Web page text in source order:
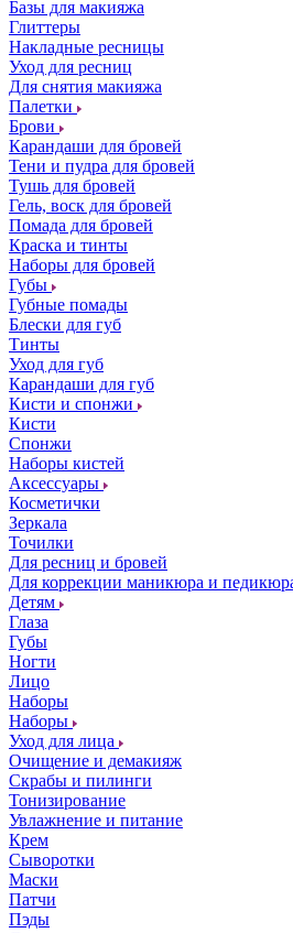
Базы для макияжа
Глиттеры
Накладные ресницы
Уход для ресниц
Для снятия макияжа
Палетки
Брови
Карандаши для бровей
Тени и пудра для бровей
Тушь для бровей
Гель, воск для бровей
Помада для бровей
Краска и тинты
Наборы для бровей
Губы
Губные помады
Блески для губ
Тинты
Уход для губ
Карандаши для губ
Кисти и спонжи
Кисти
Спонжи
Наборы кистей
Аксессуары
Косметички
Зеркала
Точилки
Для ресниц и бровей
Для коррекции маникюра и
Детям
Глаза
Губы
Ногти
Лицо
Наборы
Наборы
Уход для лица
Очищение и демакияж
Скрабы и пилинги
Тонизирование
Увлажнение и питание
Крем
Сыворотки
Маски
Патчи
Пэды